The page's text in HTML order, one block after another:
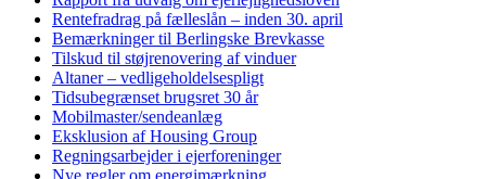
Rentefradrag på fælleslån – inden 30. april
Bemærkninger til Berlingske Brevkasse
Tilskud til støjrenovering af vinduer
Altaner – vedligeholdelsespligt
Tidsubegrænset brugsret 30 år
Mobilmaster/sendeanlæg
Eksklusion af Housing Group
Regningsarbejder i ejerforeninger